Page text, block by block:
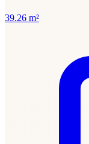
39.26 m²